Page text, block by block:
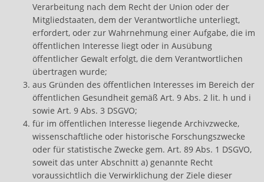
Verarbeitung nach dem Recht der Union oder der
Mitgliedstaaten, dem der Verantwortliche unterliegt,
erfordert, oder zur Wahrnehmung einer Aufgabe, die im
öffentlichen Interesse liegt oder in Ausübung
öffentlicher Gewalt erfolgt, die dem Verantwortlichen
übertragen wurde;
aus Gründen des öffentlichen Interesses im Bereich der
öffentlichen Gesundheit gemäß Art. 9 Abs. 2 lit. h und i
sowie Art. 9 Abs. 3 DSGVO;
für im öffentlichen Interesse liegende Archivzwecke,
wissenschaftliche oder historische Forschungszwecke
oder für statistische Zwecke gem. Art. 89 Abs. 1 DSGVO,
soweit das unter Abschnitt a) genannte Recht
voraussichtlich die Verwirklichung der Ziele dieser